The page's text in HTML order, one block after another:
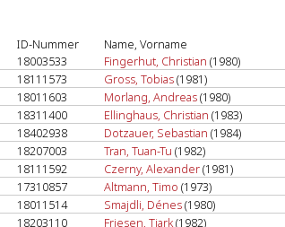
ID-Nummer Name, Vorname
18003533 Fingerhut, Christian (1980)
18111573 Gross, Tobias(1981)
18011603 Morlang, Andreas(1980)
18311400 Ellinghaus, Christian (1983)
18402938 Dotzauer, Sebastian (1984)
18207003 Tran, Tuan-Tu (1982)
18111592 Czerny, Alexander(1981)
17310857 Altmann, Timo (1973)
18011514 Smajdli, Dénes(1980)
18203110 Friesen, Tjark(1982)